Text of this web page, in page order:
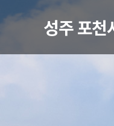
성주 포천